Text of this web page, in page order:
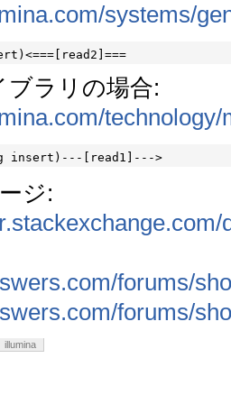
systems/
ブラリの場合:
ジ:
forums/
forums/
illumina